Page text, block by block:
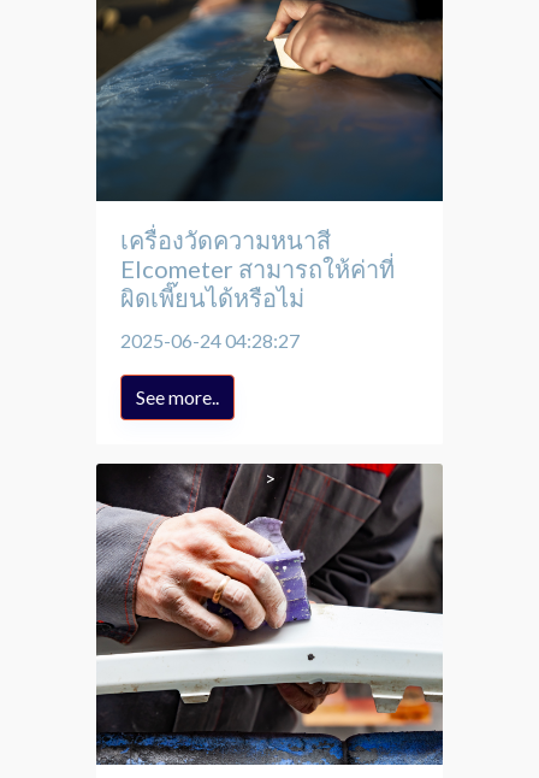
เครื่องวัดความหนาสี
Elcometer สามารถให้ค่าที่
ผิดเพี๊ยนได้หรือไม่
2025-06-24 04:28:27
See more..